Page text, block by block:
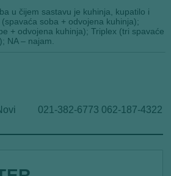
u čijem sastavu je kuhinja, kupatilo i
soba + odvojena kuhinja);
+ odvojena kuhinja); Triplex (tri spavaće
NA – najam.
021-382-6773 062-187-4322